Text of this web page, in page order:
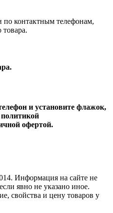
по контактным телефонам,
товара.
и установите флажок,
офертой.
Информация на сайте не
явно не указано иное.
свойства и цену товаров у